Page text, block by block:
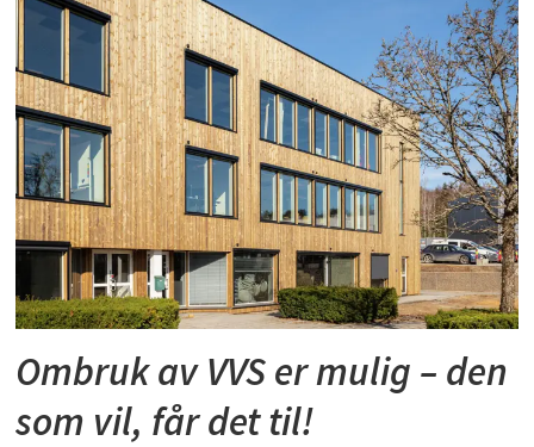
Ombruk av VVS er mulig – den
som vil, får det til!